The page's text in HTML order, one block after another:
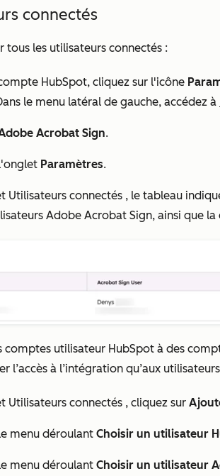
connectés
tous les utilisateurs connectés :
HubSpot, cliquez sur l'icône
le menu latéral de gauche, accédez à
Acrobat Sign.
Paramètres.
Utilisateurs connectés , le tableau
Adobe Acrobat Sign, ainsi que
comptes utilisateur HubSpot à des
l’accès à l’intégration qu’aux
Utilisateurs connectés , cliquez sur
menu déroulant Choisir un utilisateur
menu déroulant Choisir un utilisateur